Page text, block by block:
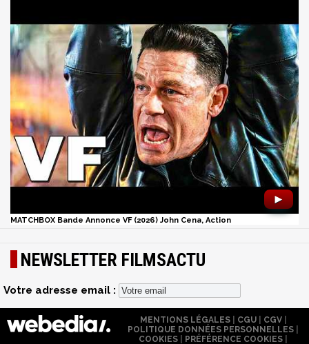
►
MATCHBOX Bande Annonce VF (2026) John Cena, Action
NEWSLETTER FILMSACTU
Votre adresse email :
MENTIONS LÉGALES| CGU| CGV|
POLITIQUE DONNÉES PERSONNELLES
COOKIES
PRÉFÉRENCE COOKIES